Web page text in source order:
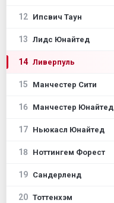
12 Ипсвич Таун
13 Лидс Юнайтед
14 Ливерпуль
15 Манчестер Сити
16 Манчестер Юнайтед
17 Ньюкасл Юнайтед
18 Ноттингем Форест
19 Сандерленд
20 Тоттенхэм